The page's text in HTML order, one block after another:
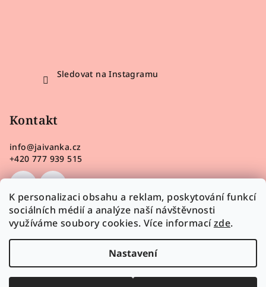
K personalizaci obsahu a reklam, poskytování funkcí
sociálních médií a analýze naší návštěvnosti
využíváme soubory cookies. Více informacízde.
Nastavení
Sledovat na Instagramu
Kontakt
info@jaivanka.cz
+420 777 939 515